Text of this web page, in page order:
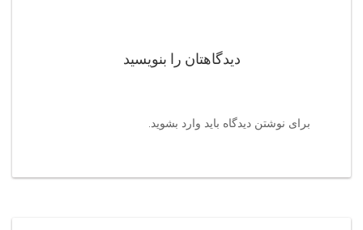
دیدگاهتان را بنویسید
برای نوشتن دیدگاه باید وارد بشوید